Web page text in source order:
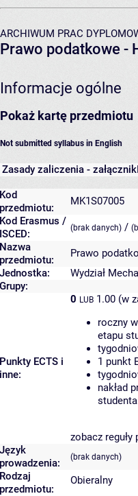
ARCHIWUM PRAC
Prawo podatkowe -
Informacje ogólne
Pokaż kartę przedmiotu
Not submitted syllabus in English
Zasady zaliczenia - załącznik
Kod
przedmiotu:
MK1S07005
Kod Erasmus /
ISCED:
(brak danych) /
Nazwa
przedmiotu:
Prawo
Jednostka:
Wydział
Grupy:
Punkty ECTS i
inne:
0 LUB 1.00 (w
roczny
etapu
1 punkt
nakład
zobacz reguły
Język
prowadzenia:
(brak danych)
Rodzaj
przedmiotu:
Obieralny